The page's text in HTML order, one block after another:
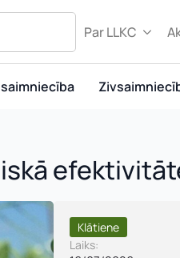
Par LLKC
Klātiene
Laiks: